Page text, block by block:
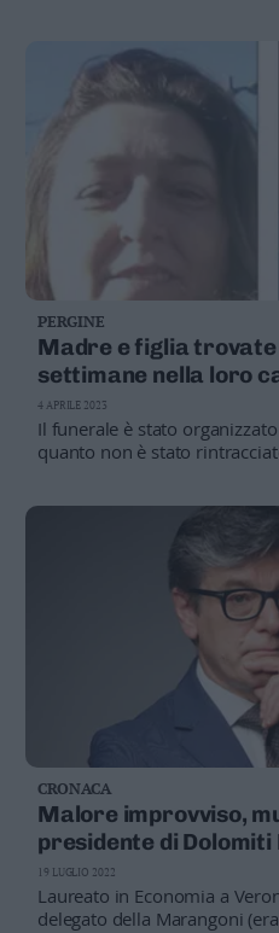
Le province italiane
Napoli, Monza, Lecco,
PERGINE
Madre e figlia trovate
settimane nella loro
l’ultimo saluto
Il funerale è stato
quanto non è stato
4 APRILE 2023
CRONACA
Malore improvviso,
presidente di
De Alessandri
Laureato in Economia a
delegato della Marangoni
19 LUGLIO 2022